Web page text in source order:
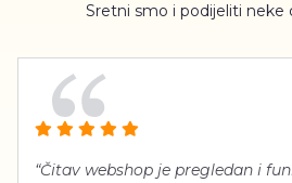
Sretni smo i podijeliti
“Čitav webshop je pregledan i